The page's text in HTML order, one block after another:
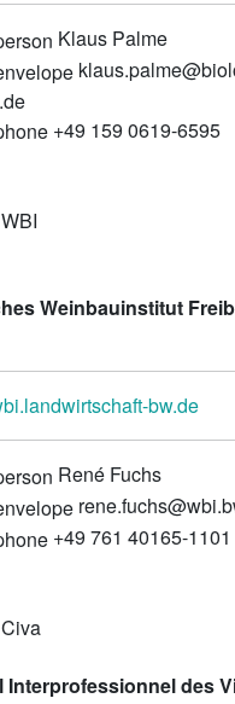
Klaus Palme
+49 159 0619-6595
Weinbauinstitut
bw.de
René Fuchs
+49 761 40165-1101
Interprofessionnel des